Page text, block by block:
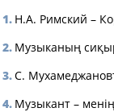
Н.А. Римский –
Музыканың
С.
Музыкант –